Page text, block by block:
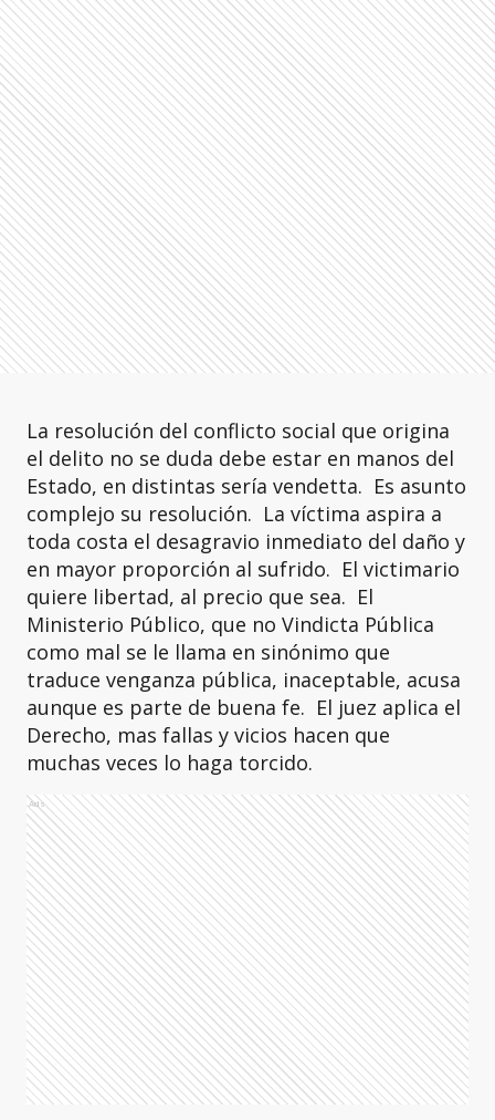
La resolución del conflicto social que origina
el delito no se duda debe estar en manos del
Estado, en distintas sería vendetta. Es asunto
complejo su resolución. La víctima aspira a
toda costa el desagravio inmediato del daño y
en mayor proporción al sufrido. El victimario
quiere libertad, al precio que sea. El
Ministerio Público, que no Vindicta Pública
como mal se le llama en sinónimo que
traduce venganza pública, inaceptable, acusa
aunque es parte de buena fe. El juez aplica el
Derecho, mas fallas y vicios hacen que
muchas veces lo haga torcido.
Ads